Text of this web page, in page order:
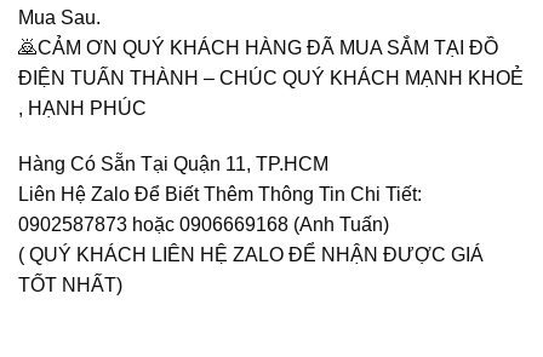
Mua Sau.
🙇CẢM ƠN QUÝ KHÁCH HÀNG ĐÃ MUA SẮM TẠI ĐỒ
ĐIỆN TUẤN THÀNH – CHÚC QUÝ KHÁCH MẠNH KHOẺ
, HẠNH PHÚC
Hàng Có Sẵn Tại Quận 11, TP.HCM
Liên Hệ Zalo Để Biết Thêm Thông Tin Chi Tiết:
0902587873 hoặc 0906669168 (Anh Tuấn)
( QUÝ KHÁCH LIÊN HỆ ZALO ĐỂ NHẬN ĐƯỢC GIÁ
TỐT NHẤT)